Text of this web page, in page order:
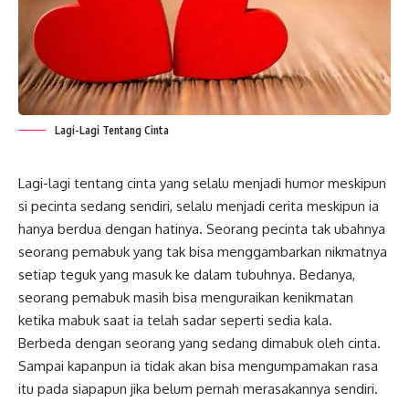
Lagi-Lagi Tentang Cinta
Lagi-lagi tentang cinta yang selalu menjadi humor meskipun
si pecinta sedang sendiri, selalu menjadi cerita meskipun ia
hanya berdua dengan hatinya. Seorang pecinta tak ubahnya
seorang pemabuk yang tak bisa menggambarkan nikmatnya
setiap teguk yang masuk ke dalam tubuhnya. Bedanya,
seorang pemabuk masih bisa menguraikan kenikmatan
ketika mabuk saat ia telah sadar seperti sedia kala.
Berbeda dengan seorang yang sedang dimabuk oleh cinta.
Sampai kapanpun ia tidak akan bisa mengumpamakan rasa
itu pada siapapun jika belum pernah merasakannya sendiri.